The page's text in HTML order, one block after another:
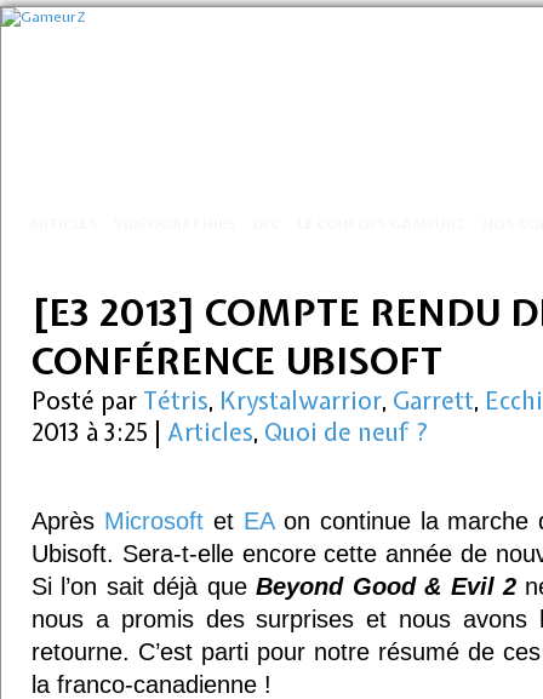
[E3 2013] COMPTE RENDU
CONFÉRENCE UBISOFT
Posté par Tétris, Krystalwarrior, Garrett, Ecchi
2013 à 3:25
Articles, Quoi de neuf ?
Après Microsoftet EAon continue la marche
Ubisoft. Sera-t-elle encore cette année de
Si l’on sait déjà queBeyond Good & Evil 2
nous a promis des surprises et nous
retourne. C’est parti pour notre résumé de
la franco-canadienne !